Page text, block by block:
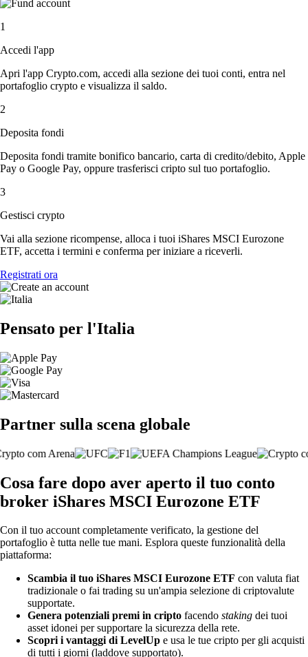
1
Accedi l'app
Apri l'app Crypto.com, accedi alla sezione dei tuoi conti, entra nel
portafoglio crypto e visualizza il saldo.
2
Deposita fondi
Deposita fondi tramite bonifico bancario, carta di credito/debito, Apple
Pay o Google Pay, oppure trasferisci cripto sul tuo portafoglio.
3
Gestisci crypto
Vai alla sezione ricompense, alloca i tuoi iShares MSCI Eurozone
ETF, accetta i termini e conferma per iniziare a riceverli.
Registrati ora
Pensato per l'Italia
Partner sulla scena globale
Cosa fare dopo aver aperto il tuo conto
broker iShares MSCI Eurozone ETF
Con il tuo account completamente verificato, la gestione del
portafoglio è tutta nelle tue mani. Esplora queste funzionalità della
piattaforma:
Scambia il tuo iShares MSCI Eurozone ETF con valuta fiat
tradizionale o fai trading su un'ampia selezione di criptovalute
supportate.
Genera potenziali premi in cripto facendo staking dei tuoi
asset idonei per supportare la sicurezza della rete.
Scopri i vantaggi di LevelUp e usa le tue cripto per gli acquisti
di tutti i giorni (laddove supportato).